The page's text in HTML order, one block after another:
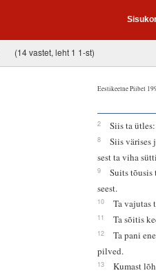
(14 vastet, leht 1 1-st)
Eestikeelne Piibel
2 Siis ta
8
Siis värises
sest ta viha
9
Suits tõusis
seest.
10 Ta vajutas
11 Ta sõitis
12
Ta pani
pilved.
13 Kumast